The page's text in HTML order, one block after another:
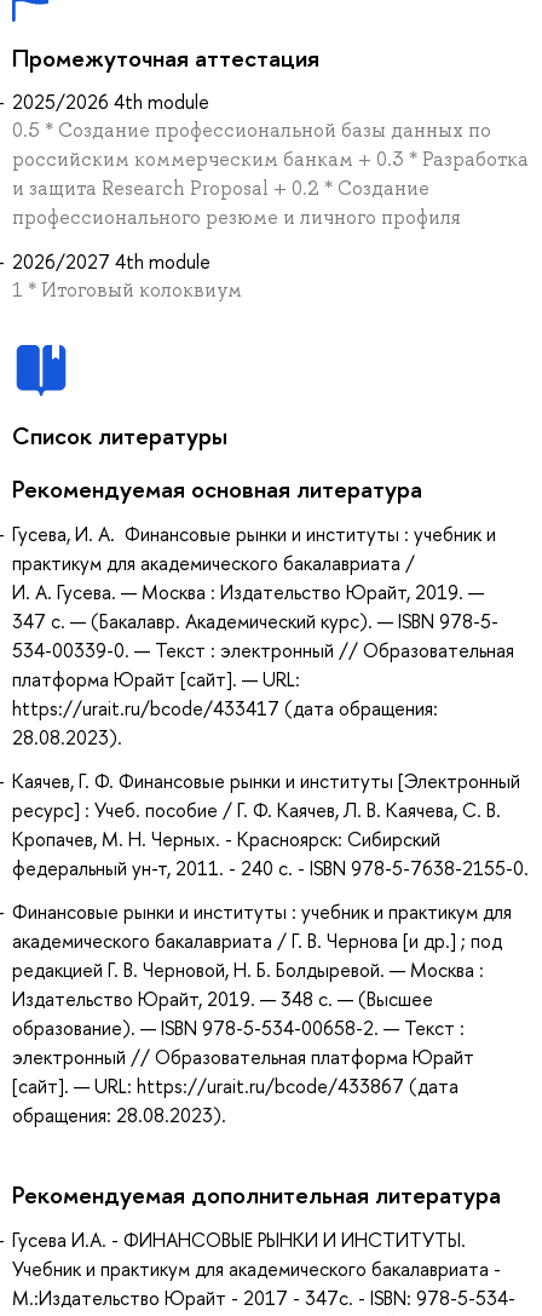
Промежуточная аттестация
2025/2026 4th module
0.5 * Создание профессиональной базы данных по
российским коммерческим банкам + 0.3 * Разработка
и защита Research Proposal + 0.2 * Создание
профессионального резюме и личного профиля
2026/2027 4th module
1 * Итоговый колоквиум
Список литературы
Рекомендуемая основная литература
Гусева, И. А. Финансовые рынки и институты : учебник и
практикум для академического бакалавриата /
И. А. Гусева. — Москва : Издательство Юрайт, 2019. —
347 с. — (Бакалавр. Академический курс). — ISBN 978-5-
534-00339-0. — Текст : электронный // Образовательная
платформа Юрайт [сайт]. — URL:
https://urait.ru/bcode/433417 (дата обращения:
28.08.2023).
Каячев, Г. Ф. Финансовые рынки и институты [Электронный
ресурс] : Учеб. пособие / Г. Ф. Каячев, Л. В. Каячева, С. В.
Кропачев, М. Н. Черных. - Красноярск: Сибирский
федеральный ун-т, 2011. - 240 с. - ISBN 978-5-7638-2155-0.
Финансовые рынки и институты : учебник и практикум для
академического бакалавриата / Г. В. Чернова [и др.] ; под
редакцией Г. В. Черновой, Н. Б. Болдыревой. — Москва :
Издательство Юрайт, 2019. — 348 с. — (Высшее
образование). — ISBN 978-5-534-00658-2. — Текст :
электронный // Образовательная платформа Юрайт
[сайт]. — URL: https://urait.ru/bcode/433867 (дата
обращения: 28.08.2023).
Рекомендуемая дополнительная литература
Гусева И.А. - ФИНАНСОВЫЕ РЫНКИ И ИНСТИТУТЫ.
Учебник и практикум для академического бакалавриата -
М.:Издательство Юрайт - 2017 - 347с. - ISBN: 978-5-534-